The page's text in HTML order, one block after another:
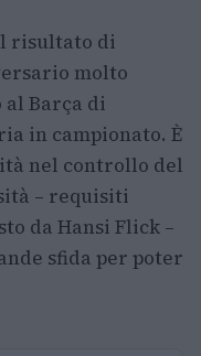
risultato di
molto
Barça di
in campionato. È
nel controllo del
– requisiti
da Hansi Flick –
sfida per poter